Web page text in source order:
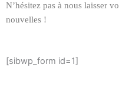
N’hésitez pas à nous laisser
nouvelles !
[sibwp_form id=1]